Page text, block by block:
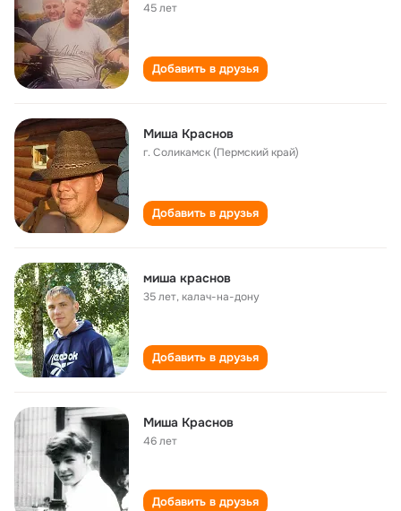
45 лет
Добавить в друзья
Миша Краснов
г. Соликамск (Пермский край)
Добавить в друзья
миша краснов
35 лет,калач-на-дону
Добавить в друзья
Миша Краснов
46 лет
Добавить в друзья